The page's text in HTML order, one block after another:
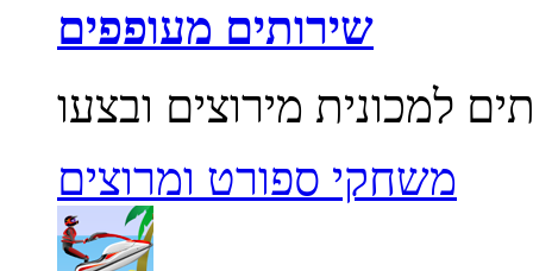
שירותים מעופפים
משחקי ספורט ומרוצים